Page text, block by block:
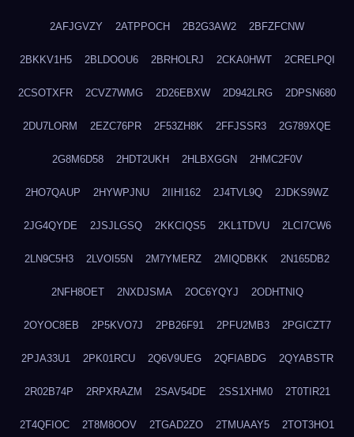
2AFJGVZY 2ATPPOCH 2B2G3AW2 2BFZFCNW
2BKKV1H5 2BLDOOU6 2BRHOLRJ 2CKA0HWT 2CRELPQI
2CSOTXFR 2CVZ7WMG 2D26EBXW 2D942LRG 2DPSN680
2DU7LORM 2EZC76PR 2F53ZH8K 2FFJSSR3 2G789XQE
2G8M6D58 2HDT2UKH 2HLBXGGN 2HMC2F0V
2HO7QAUP 2HYWPJNU 2IIHI162 2J4TVL9Q 2JDKS9WZ
2JG4QYDE 2JSJLGSQ 2KKCIQS5 2KL1TDVU 2LCI7CW6
2LN9C5H3 2LVOI55N 2M7YMERZ 2MIQDBKK 2N165DB2
2NFH8OET 2NXDJSMA 2OC6YQYJ 2ODHTNIQ
2OYOC8EB 2P5KVO7J 2PB26F91 2PFU2MB3 2PGICZT7
2PJA33U1 2PK01RCU 2Q6V9UEG 2QFIABDG 2QYABSTR
2R02B74P 2RPXRAZM 2SAV54DE 2SS1XHM0 2T0TIR21
2T4QFIOC 2T8M8OOV 2TGAD2ZO 2TMUAAY5 2TOT3HO1